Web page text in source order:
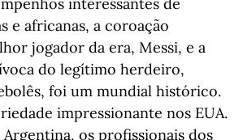
e africanas, a coroação
jogador da era, Messi, e a
do legítimo herdeiro,
foi um mundial histórico.
impressionante nos EUA.
os profissionais dos